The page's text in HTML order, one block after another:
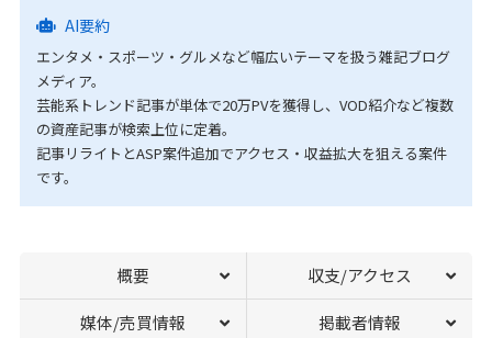
AI要約
エンタメ・スポーツ・グルメなど幅広いテーマを扱う雑記ブログ
メディア。
芸能系トレンド記事が単体で20万PVを獲得し、VOD紹介など複数
の資産記事が検索上位に定着。
記事リライトとASP案件追加でアクセス・収益拡大を狙える案件
です。
概要 収支/アクセス
媒体/売買情報 掲載者情報